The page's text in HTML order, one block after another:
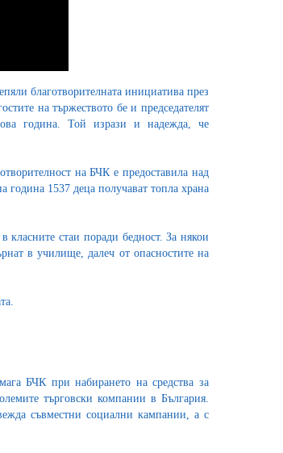
благотворителната инициатива през
на тържеството бе и председателят
година. Той изрази и надежда, че
на БЧК е предоставила над
година 1537 деца получават топла храна
стаи поради бедност. За някои
в училище, далеч от опасностите на
БЧК при набирането на средства за
търговски компании в България.
съвместни социални кампании, а с